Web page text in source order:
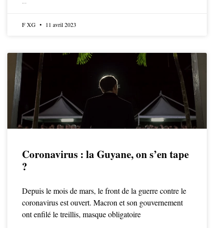
F XG 11 avril 2023
Coronavirus : la Guyane, on s’en tape
?
Depuis le mois de mars, le front de la guerre contre le
coronavirus est ouvert. Macron et son gouvernement
ont enfilé le treillis, masque obligatoire